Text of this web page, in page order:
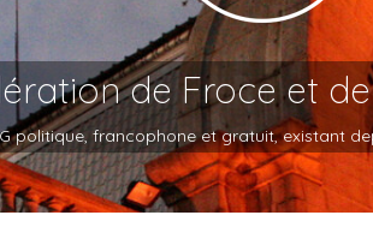
de Froce et
politique, francophone et gratuit, existant